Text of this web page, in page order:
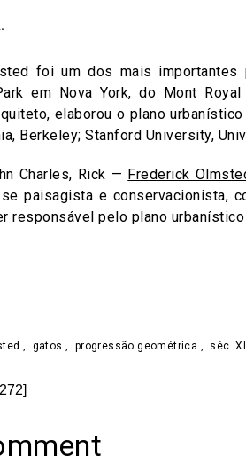
foi um dos mais
em Nova York, do Mont
elaborou o plano
Berkeley; Stanford University,
Charles, Rick — Frederick
paisagista e conservacionista,
responsável pelo plano
, gatos, progressão geométrica , séc.